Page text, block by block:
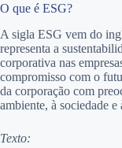
O que é ESG?
A sigla ESG vem do
representa a
corporativa nas
compromisso com o
da corporação com
ambiente, à sociedade
Texto: